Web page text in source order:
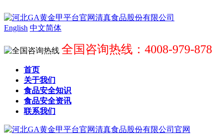
English 中文简体
全国咨询热线：4008-979-878
首页
关于我们
食品安全知识
食品安全资讯
联系我们